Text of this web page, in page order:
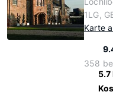
1LG,
Karte
358
5.7